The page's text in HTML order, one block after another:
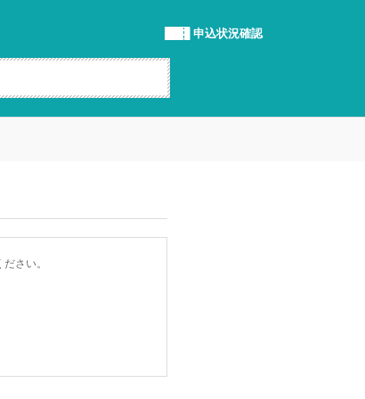
申込状況確認
さい。